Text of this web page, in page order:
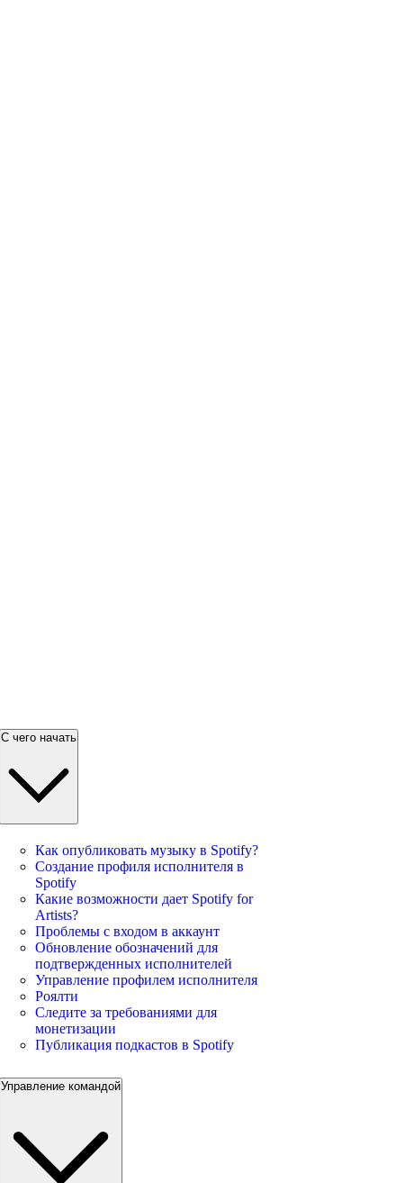
С чего начать
Как опубликовать музыку в Spotify?
Создание профиля исполнителя в
Spotify
Какие возможности дает Spotify for
Artists?
Проблемы с входом в аккаунт
Обновление обозначений для
подтвержденных исполнителей
Управление профилем исполнителя
Роялти
Следите за требованиями для
монетизации
Публикация подкастов в Spotify
Управление командой